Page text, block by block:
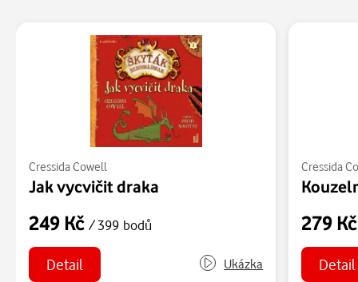
Cressida Cowell
Jak vycvičit draka
249 Kč / 399 bodů
Detail Ukázka
Cressida
279
Detail